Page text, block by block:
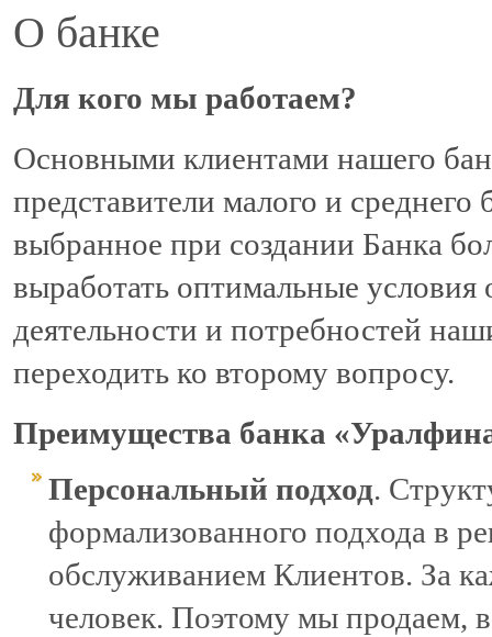
О банке
Для кого мы работаем?
Основными клиентами нашего
представители малого и среднего
выбранное при создании Банка
выработать оптимальные
деятельности и потребностей
переходить ко второму вопросу.
Преимущества банка
Персональный подход.
формализованного подхода в
обслуживанием Клиентов. За
человек. Поэтому мы продаем,